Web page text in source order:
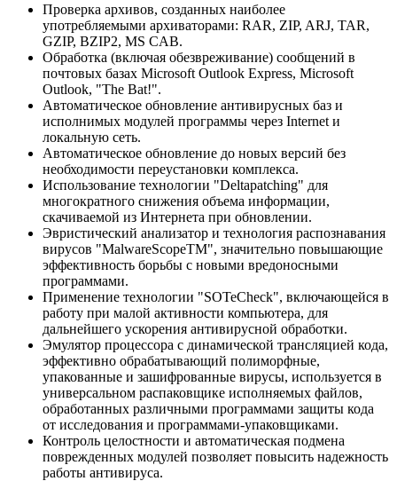
Проверка архивов, созданных наиболее
употребляемыми архиваторами: RAR, ZIP, ARJ, TAR,
GZIP, BZIP2, MS CAB.
Обработка (включая обезвреживание) сообщений в
почтовых базах Microsoft Outlook Express, Microsoft
Outlook, "The Bat!".
Автоматическое обновление антивирусных баз и
исполнимых модулей программы через Internet и
локальную сеть.
Автоматическое обновление до новых версий без
необходимости переустановки комплекса.
Использование технологии "Deltapatching" для
многократного снижения объема информации,
скачиваемой из Интернета при обновлении.
Эвристический анализатор и технология распознавания
вирусов "MalwareScopeТМ", значительно повышающие
эффективность борьбы с новыми вредоносными
программами.
Применение технологии "SOTeCheck", включающейся в
работу при малой активности компьютера, для
дальнейшего ускорения антивирусной обработки.
Эмулятор процессора с динамической трансляцией кода,
эффективно обрабатывающий полиморфные,
упакованные и зашифрованные вирусы, используется в
универсальном распаковщике исполняемых файлов,
обработанных различными программами защиты кода
от исследования и программами-упаковщиками.
Контроль целостности и автоматическая подмена
поврежденных модулей позволяет повысить надежность
работы антивируса.